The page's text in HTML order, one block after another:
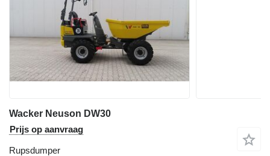
Wacker Neuson DW30
Prijs op aanvraag
Rupsdumper